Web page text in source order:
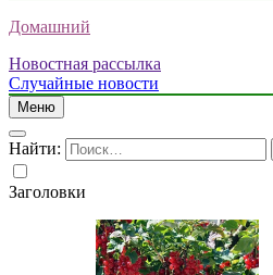
Домашний
Новостная рассылка
Случайные новости
Меню
Найти:
Заголовки